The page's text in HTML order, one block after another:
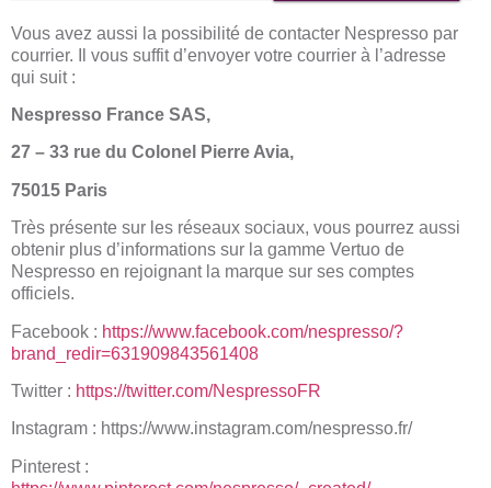
Vous avez aussi la possibilité de contacter Nespresso par
courrier. Il vous suffit d’envoyer votre courrier à l’adresse
qui suit :
Nespresso France SAS,
27 – 33 rue du Colonel Pierre Avia,
75015 Paris
Très présente sur les réseaux sociaux, vous pourrez aussi
obtenir plus d’informations sur la gamme Vertuo de
Nespresso en rejoignant la marque sur ses comptes
officiels.
Facebook : https://www.facebook.com/nespresso/?
brand_redir=631909843561408
Twitter : https://twitter.com/NespressoFR
Instagram : https://www.instagram.com/nespresso.fr/
Pinterest :